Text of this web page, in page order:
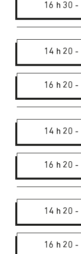
16 h 30 -
14 h 20 -
16 h 20 -
14 h 20 -
16 h 20 -
14 h 20 -
16 h 20 -